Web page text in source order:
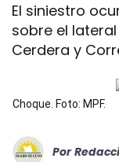
El siniestro
sobre el
Cerdera y
Choque. Foto: MPF.
Por